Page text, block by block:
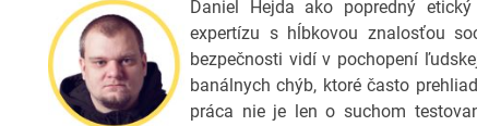
Daniel Hejda ako popredný
expertízu s hĺbkovou znalosťou
bezpečnosti vidí v pochopení
banálnych chýb, ktoré často
práca nie je len o suchom